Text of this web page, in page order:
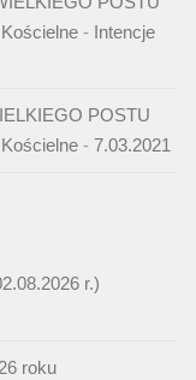
- Intencje
POSTU
- 7.03.2021
r.)
roku